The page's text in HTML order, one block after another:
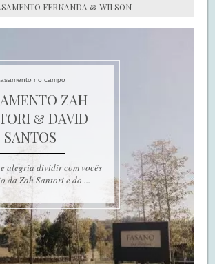
FERNANDA & WILSON
no campo
ZAH
& DAVID
SANTOS
alegria dividir com vocês
da Zah Santori e do ...